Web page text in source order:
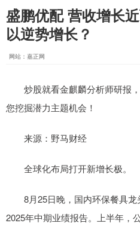
盛鹏优配 营收增长
以逆势增长？
网站：嘉正网
炒股就看金麒麟分析师研报，
您挖掘潜力主题机会！
来源：野马财经
全球化布局打开新增长极。
8月25日晚，国内环保餐具龙
2025年中期业绩报告。上半年，